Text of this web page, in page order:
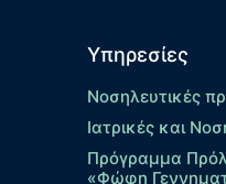
Υπηρεσίες
Νοσηλευτικές
Ιατρικές και
Πρόγραμμα
«Φώφη